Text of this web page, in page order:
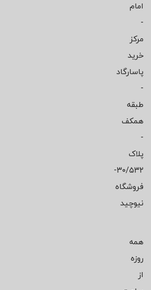
امام
-
مرکز
خرید
پاسارگاد
-
طبقه
همکف
-
پلاک
۳۰/۵۳۲-
فروشگاه
نیوچید
همه
روزه
از